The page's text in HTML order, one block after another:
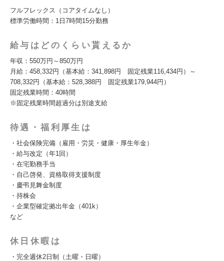
フルフレックス（コアタイムなし）
標準労働時間：1日7時間15分勤務
給与はどのくらい貰えるか
年収：550万円～850万円
月給：458,332円（基本給：341,898円 固定残業116,434円）～
708,332円（基本給：528,388円 固定残業179,944円）
固定残業時間：40時間
※固定残業時間超過分は別途支給
待遇・福利厚生は
・社会保険完備（雇用・労災・健康・厚生年金）
・給与改定（年1回）
・在宅勤務手当
・自己啓発、資格取得支援制度
・慶弔見舞金制度
・持株会
・企業型確定拠出年金（401k）
など
休日休暇は
・完全週休2日制（土曜・日曜）